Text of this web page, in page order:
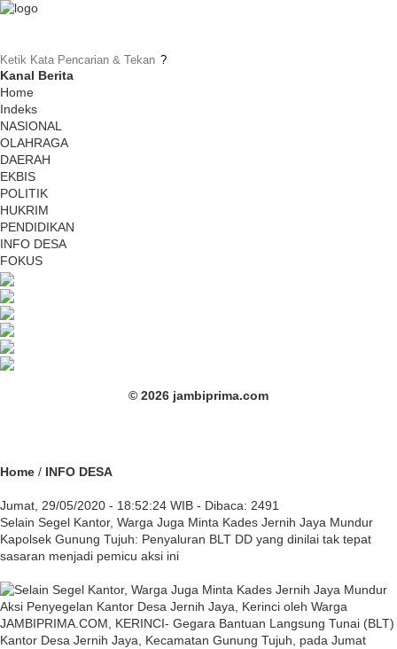
Kanal Berita
Home
Indeks
NASIONAL
OLAHRAGA
DAERAH
EKBIS
POLITIK
HUKRIM
PENDIDIKAN
INFO DESA
FOKUS
© 2026 jambiprima.com
Home / INFO DESA
Jumat, 29/05/2020 - 18:52:24 WIB - Dibaca: 2491
Selain Segel Kantor, Warga Juga Minta Kades Jernih Jaya Mundur
Kapolsek Gunung Tujuh: Penyaluran BLT DD yang dinilai tak tepat
sasaran menjadi pemicu aksi ini
Aksi Penyegelan Kantor Desa Jernih Jaya, Kerinci oleh Warga
JAMBIPRIMA.COM, KERINCI- Gegara Bantuan Langsung Tunai (BLT)
Kantor Desa Jernih Jaya, Kecamatan Gunung Tujuh, pada Jumat